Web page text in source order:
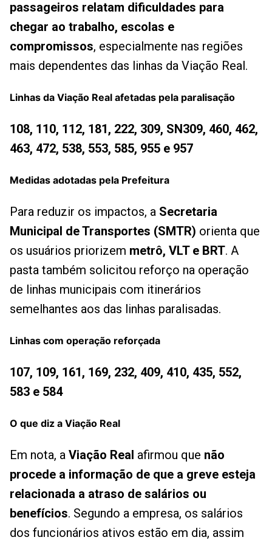
passageiros relatam dificuldades para
chegar ao trabalho, escolas e
compromissos, especialmente nas regiões
mais dependentes das linhas da Viação Real.
Linhas da Viação Real afetadas pela paralisação
108, 110, 112, 181, 222, 309, SN309, 460, 462,
463, 472, 538, 553, 585, 955 e 957
Medidas adotadas pela Prefeitura
Para reduzir os impactos, a Secretaria
Municipal de Transportes (SMTR) orienta que
os usuários priorizem metrô, VLT e BRT. A
pasta também solicitou reforço na operação
de linhas municipais com itinerários
semelhantes aos das linhas paralisadas.
Linhas com operação reforçada
107, 109, 161, 169, 232, 409, 410, 435, 552,
583 e 584
O que diz a Viação Real
Em nota, a Viação Real afirmou que não
procede a informação de que a greve esteja
relacionada a atraso de salários ou
benefícios. Segundo a empresa, os salários
dos funcionários ativos estão em dia, assim